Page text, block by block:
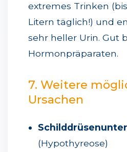
extremes Trinken
Litern täglich!) und
sehr heller Urin. Gut
Hormonpräparaten.
7. Weitere
Ursachen
(Hypothyreose)